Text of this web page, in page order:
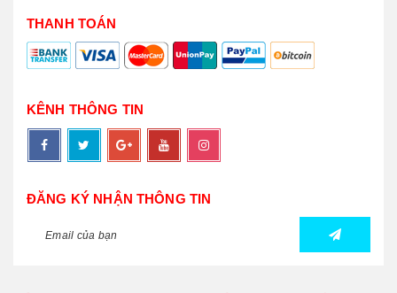
THANH TOÁN
KÊNH THÔNG TIN
ĐĂNG KÝ NHẬN THÔNG TIN